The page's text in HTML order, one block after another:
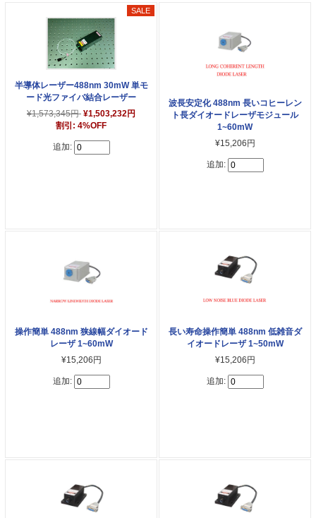
半導体レーザー488nm 30mW 単モ
ード光ファイバ結合レーザー
¥1,573,345円 ¥1,503,232円
割引: 4%OFF
追加:
波長安定化 488nm 長いコヒーレン
ト長ダイオードレーザモジュール
1~60mW
¥15,206円
追加:
操作簡単 488nm 狭線幅ダイオード
レーザ 1~60mW
¥15,206円
追加:
長い寿命操作簡単 488nm 低雑音ダ
イオードレーザ 1~50mW
¥15,206円
追加: